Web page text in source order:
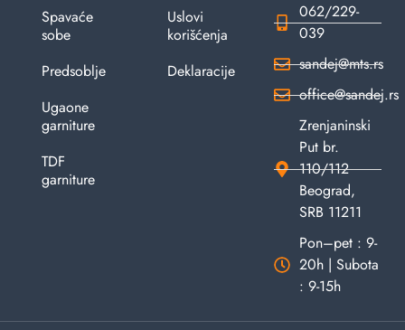
Spavaće
sobe
Predsoblje
Ugaone
garniture
TDF
garniture
Uslovi
korišćenja
Deklaracije
062/229-
039
sandej@mts.rs
office@sandej.rs
Zrenjaninski
Put br.
110/112
Beograd,
SRB 11211
Pon–pet : 9-
20h | Subota
: 9-15h